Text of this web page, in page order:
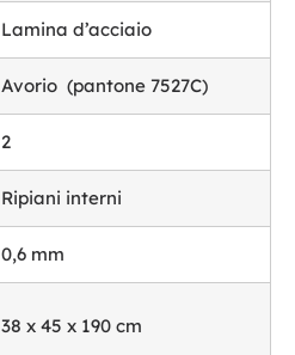
Lamina d’acciaio
Avorio (pantone 7527C)
2
Ripiani interni
0,6 mm
38 x 45 x 190 cm